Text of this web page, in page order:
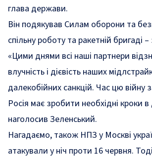
глава держави.
Він подякував Силам оборони та
спільну роботу та ракетній бригаді –
«Цими днями всі наші партнери
влучність і дієвість наших
далекобійних санкцій. Час цю війну
Росія має зробити необхідні кроки
наголосив Зеленський.
Нагадаємо, також НПЗ у Москві
атакували у ніч проти 16 червня.